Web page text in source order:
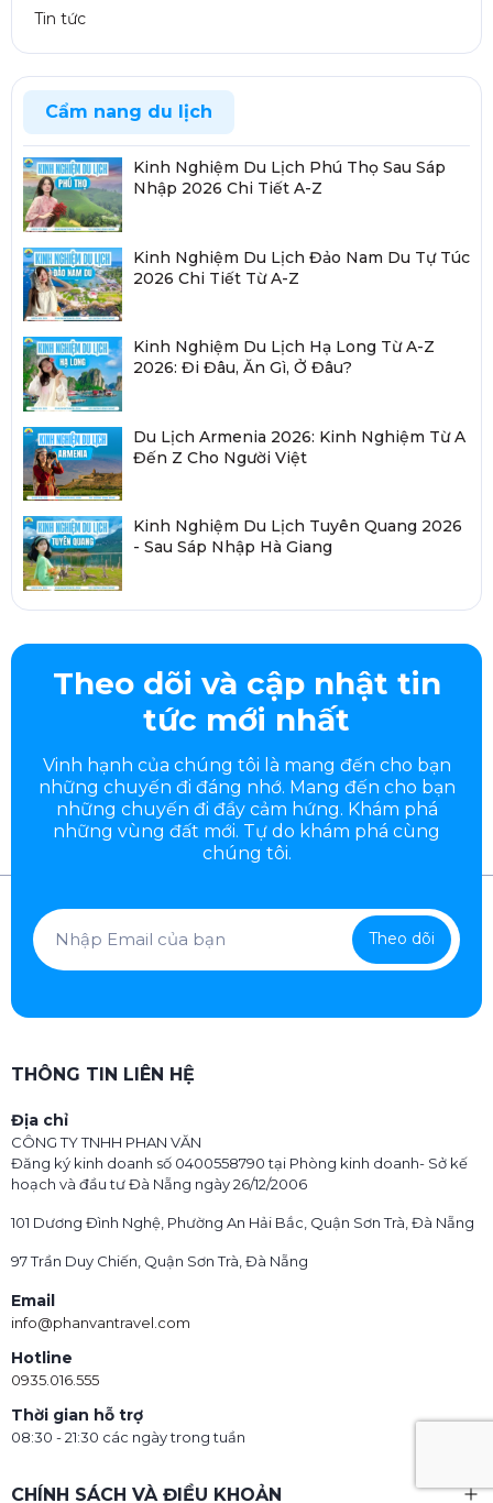
Tin tức
Cẩm nang du lịch
Kinh Nghiệm Du Lịch Phú Thọ Sau Sáp
Nhập 2026 Chi Tiết A-Z
Kinh Nghiệm Du Lịch Đảo Nam Du Tự Túc
2026 Chi Tiết Từ A-Z
Kinh Nghiệm Du Lịch Hạ Long Từ A-Z
2026: Đi Đâu, Ăn Gì, Ở Đâu?
Du Lịch Armenia 2026: Kinh Nghiệm Từ A
Đến Z Cho Người Việt
Kinh Nghiệm Du Lịch Tuyên Quang 2026
- Sau Sáp Nhập Hà Giang
Theo dõi và cập nhật tin
tức mới nhất
Vinh hạnh của chúng tôi là mang đến cho bạn
những chuyến đi đáng nhớ. Mang đến cho bạn
những chuyến đi đầycảm hứng. Khám phá
những vùng đất mới. Tự do khám phá cùng
chúng tôi.
Theo dõi
THÔNG TIN LIÊN HỆ
Địa chỉ
CÔNG TY TNHH PHAN VĂN
Đăng ký kinh doanh số 0400558790 tại Phòng kinh doanh- Sở kế
hoạch và đầu tư Đà Nẵng ngày 26/12/2006
101 Dương Đình Nghệ, Phường An Hải Bắc, Quận Sơn Trà, Đà Nẵng
97 Trần Duy Chiến, Quận Sơn Trà, Đà Nẵng
Email
info@phanvantravel.com
Hotline
0935.016.555
Thời gian hỗ trợ
08:30 - 21:30 các ngày trong tuần
CHÍNH SÁCH VÀ ĐIỀU KHOẢN